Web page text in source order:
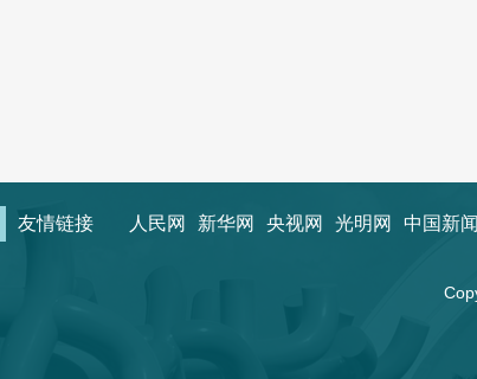
友情链接 人民网 新华网 央视网 光明网 中国新